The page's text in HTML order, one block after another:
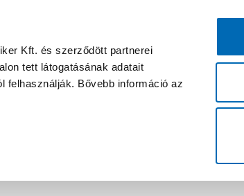
Kft. és szerződött partnerei
tett látogatásának adatait
felhasználják. Bővebb információ az